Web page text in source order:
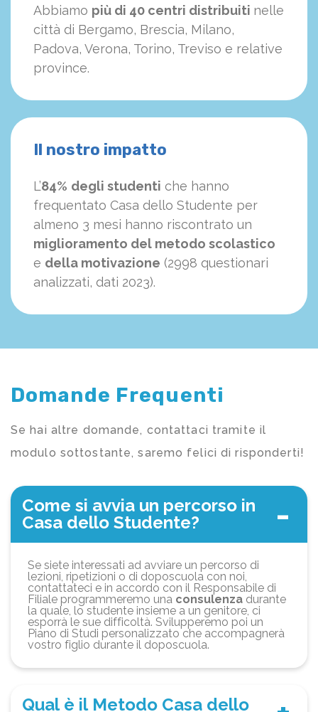
Abbiamo più di 40 centri distribuiti nelle
città di Bergamo, Brescia, Milano,
Padova, Verona, Torino, Treviso e relative
province.
Il nostro impatto
L’84% degli studenti che hanno
frequentato Casa dello Studente per
almeno 3 mesi hanno riscontrato un
miglioramento del metodo scolastico
e della motivazione (2998 questionari
analizzati, dati 2023).
Domande Frequenti
Se hai altre domande, contattaci tramite il
modulo sottostante, saremo felici di risponderti!
Come si avvia un percorso in
Casa dello Studente?
Se siete interessati ad avviare un percorso di
lezioni, ripetizioni o di doposcuola con noi,
contattateci e in accordo con il Responsabile di
Filiale programmeremo una consulenza durante
la quale, lo studente insieme a un genitore, ci
esporrà le sue difficoltà. Svilupperemo poi un
Piano di Studi personalizzato che accompagnerà
vostro figlio durante il doposcuola.
Qual è il Metodo Casa dello